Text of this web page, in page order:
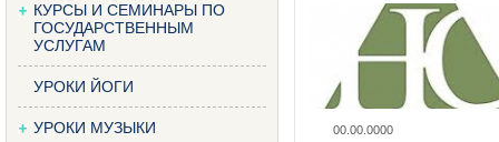
КУРСЫ И СЕМИНАРЫ ПО
ГОСУДАРСТВЕННЫМ
УСЛУГАМ
УРОКИ ЙОГИ
УРОКИ МУЗЫКИ 00.00.0000